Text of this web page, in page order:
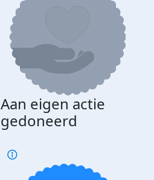
Aan eigen actie
gedoneerd